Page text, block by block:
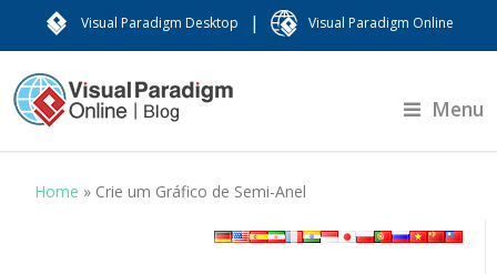
Visual Paradigm Desktop | Visual Paradigm Online
Menu
Home » Crie um Gráfico de Semi-Anel